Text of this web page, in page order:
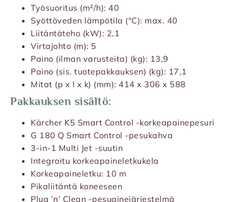
Työsuoritus (m²/h): 40
Syöttöveden lämpötila (°C): max. 40
Liitäntäteho (kW): 2,1
Virtajohto (m): 5
Paino (ilman varusteita) (kg): 13,9
Paino (sis. tuotepakkauksen) (kg): 17,1
Mitat (p x l x k) (mm): 414 x 306 x 588
Pakkauksen sisältö:
Kärcher K5 Smart Control -korkeapainepesuri
G 180 Q Smart Control -pesukahva
3-in-1 Multi Jet -suutin
Integroitu korkeapaineletkukela
Korkeapaineletku: 10 m
Pikaliitäntä koneeseen
Plug ’n’ Clean -pesuainejärjestelmä